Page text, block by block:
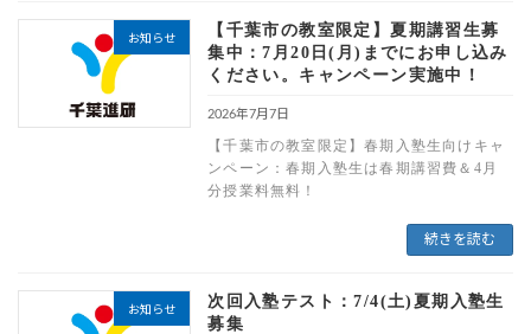
お知らせ
【千葉市の教室限定】夏期講習生募
集中：7月20日(月)までにお申し込み
ください。キャンペーン実施中！
2026年7月7日
【千葉市の教室限定】春期入塾生向けキャ
ンペーン：春期入塾生は春期講習費＆4月
分授業料無料！
続きを読む
お知らせ
次回入塾テスト：7/4(土)夏期入塾生
募集